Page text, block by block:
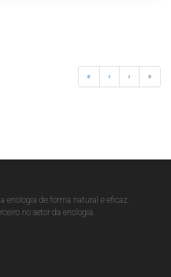
« ‹ › »
enologia de forma natural e eficaz.
no setor da enologia.